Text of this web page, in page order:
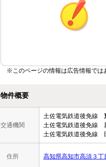
※このページの情報は広告情報では
物件概要
交通機関
土佐電気鉄道後免線
土佐電気鉄道後免線
土佐電気鉄道後免線
住所 高知県高知市高須３丁